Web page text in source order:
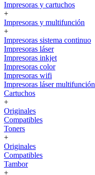
Impresoras y cartuchos
+
Impresoras y multifunción
+
Impresoras sistema continuo
Impresoras láser
Impresoras inkjet
Impresoras color
Impresoras wifi
Impresoras láser multifunción
Cartuchos
+
Originales
Compatibles
Toners
+
Originales
Compatibles
Tambor
+